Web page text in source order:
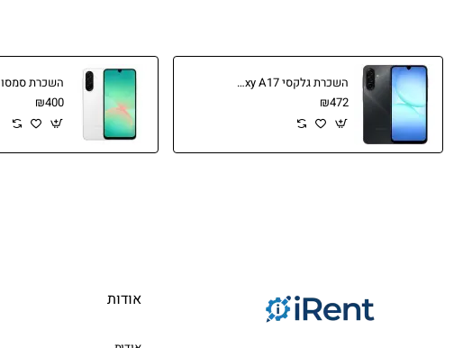
השכרת גלקסי Samsung Galaxy A17
₪472
₪400
אודות